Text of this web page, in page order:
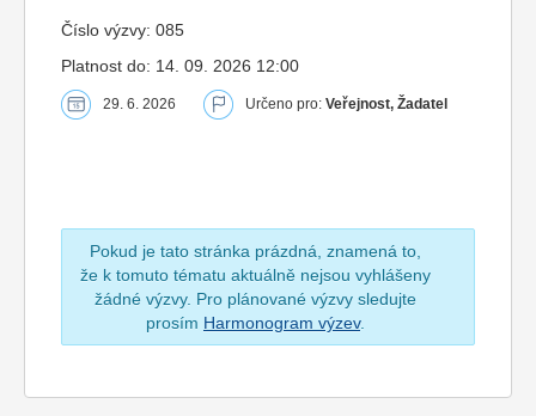
Číslo výzvy: 085
Platnost do: 14. 09. 2026 12:00
29. 6. 2026 Určeno pro: Veřejnost, Žadatel
Pokud je tato stránka prázdná, znamená to,
že k tomuto tématu aktuálně nejsou vyhlášeny
žádné výzvy. Pro plánované výzvy sledujte
prosím Harmonogram výzev.